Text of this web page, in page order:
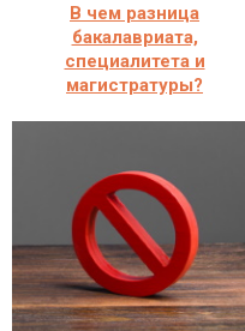
В чем разница
бакалавриата,
специалитета и
магистратуры?